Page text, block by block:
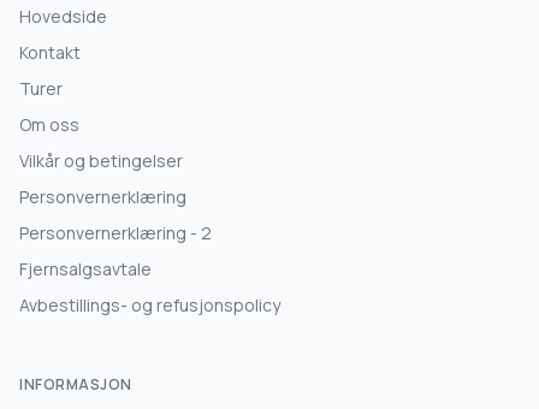
Hovedside
Kontakt
Turer
Om oss
Vilkår og betingelser
Personvernerklæring
Personvernerklæring - 2
Fjernsalgsavtale
Avbestillings- og refusjonspolicy
INFORMASJON